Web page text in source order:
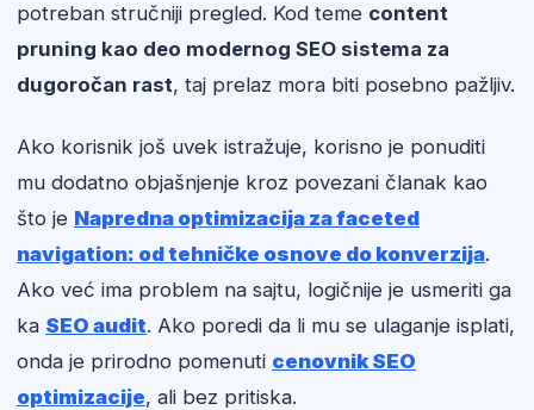
potreban stručniji pregled. Kod teme content
pruning kao deo modernog SEO sistema za
dugoročan rast, taj prelaz mora biti posebno pažljiv.
Ako korisnik još uvek istražuje, korisno je ponuditi
mu dodatno objašnjenje kroz povezani članak kao
što je Napredna optimizacija za faceted
navigation: od tehničke osnove do konverzija.
Ako već ima problem na sajtu, logičnije je usmeriti ga
ka SEO audit. Ako poredi da li mu se ulaganje isplati,
onda je prirodno pomenuti cenovnik SEO
optimizacije, ali bez pritiska.